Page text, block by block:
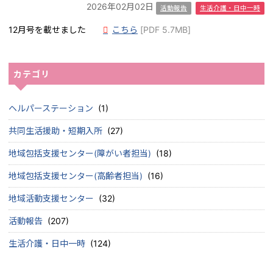
カテゴリ
ヘルパーステーション (1)
共同生活援助・短期入所 (27)
地域包括支援センター(障がい者担当) (18)
地域包括支援センター(高齢者担当) (16)
地域活動支援センター (32)
活動報告 (207)
生活介護・日中一時 (124)
2026年02月02日 活動報告 生活介護・日中一時
12月号を載せました こちら [PDF 5.7MB]